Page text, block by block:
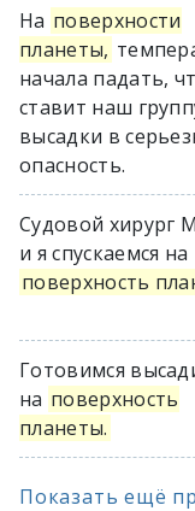
На поверхности
планеты,
начала падать,
ставит наш
высадки в
опасность.
Судовой хирург
и я спускаемся на
поверхность
Готовимся
на поверхность
планеты.
Показать ещё